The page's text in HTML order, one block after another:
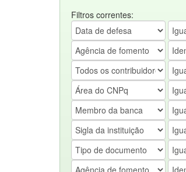
Filtros correntes: